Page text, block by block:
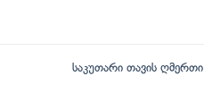
საკუთარი თავის ღმერთი